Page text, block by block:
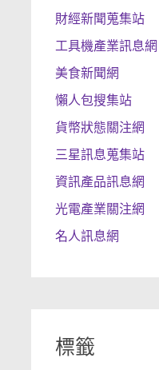
財經新聞蒐集站
工具機產業訊息網
美食新聞網
懶人包搜集站
貨幣狀態關注網
三星訊息蒐集站
資訊產品訊息網
光電產業關注網
名人訊息網
標籤